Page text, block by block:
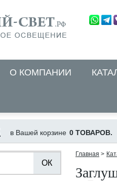
О КОМПАНИИ
в Вашей корзине 0 ТОВАРОВ.
ОК
Главная >